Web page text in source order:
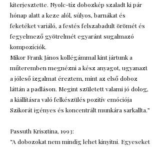
kiterjesztette. Nyolc-tíz dobozkép szaladt ki pár
hónap alatt a keze alól, súlyos, barnákat és
feketéket variáló, a festés felszabadult örömét és
fegyelmező gyötrelmét egyaránt sugalmazó
kompozíciók.
Mikor Frank János kollégámmal kint jártunk a
műteremben megnézni a kész anyagot, ugyanazt
a jóleső izgalmat éreztem, mint az első doboz
láttán a padláson. Megint született valami jó dolog,
a kiállításra való felkészülés pozitív emóciója
Szikorát igényes és koncentrált munkára sarkallta.”
Passuth Krisztina, 1993:
“A dobozokat nem mindig lehet kinyitni. Egyeseket